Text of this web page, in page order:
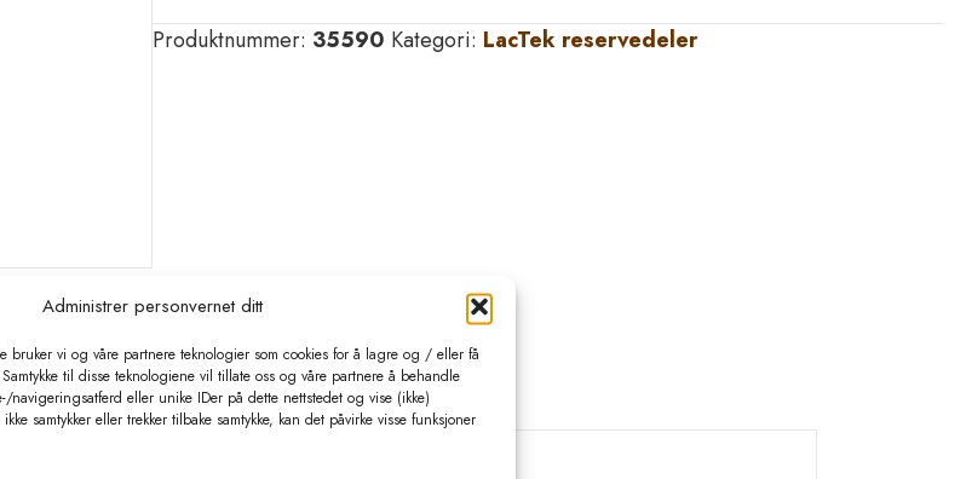
Administrer personvernet ditt
bruker vi og våre partnere teknologier som cookies for å lagre og / eller få
til disse teknologiene vil tillate oss og våre partnere å behandle
navigeringsatferd eller unike IDer på dette nettstedet og vise (ikke)
samtykker eller trekker tilbake samtykke, kan det påvirke visse funksjoner
4Amp.
Produktnummer: 35590 Kategori: LacTek reservedeler
Relaterte produkter